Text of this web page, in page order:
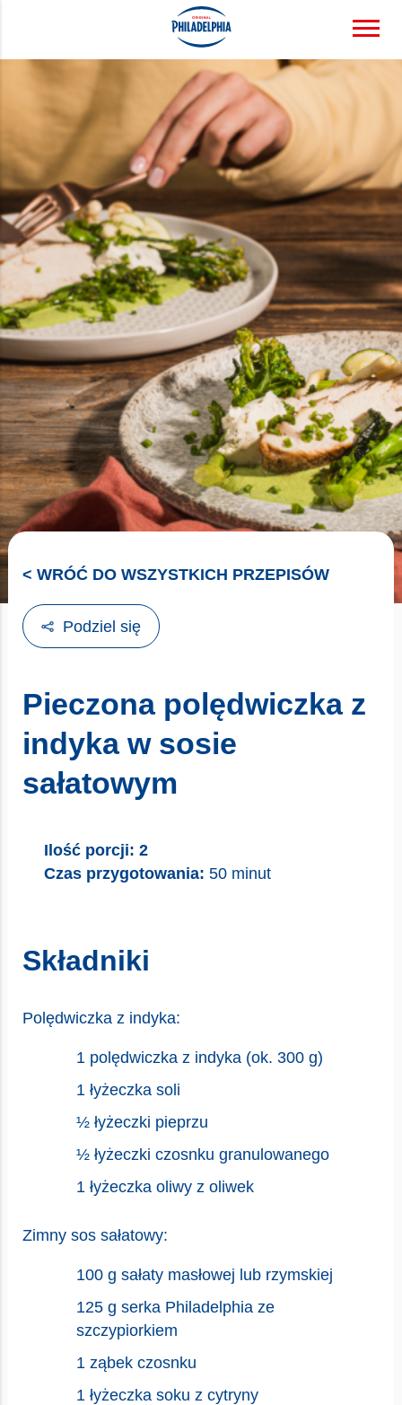
< WRÓĆ DO WSZYSTKICH PRZEPISÓW
Podziel się
Pieczona polędwiczka z
indyka w sosie
sałatowym
Ilość porcji: 2
Czas przygotowania: 50 minut
Składniki
Polędwiczka z indyka:
1 polędwiczka z indyka (ok. 300 g)
1 łyżeczka soli
½ łyżeczki pieprzu
½ łyżeczki czosnku granulowanego
1 łyżeczka oliwy z oliwek
Zimny sos sałatowy:
100 g sałaty masłowej lub rzymskiej
125 g serka Philadelphia ze
szczypiorkiem
1 ząbek czosnku
1 łyżeczka soku z cytryny